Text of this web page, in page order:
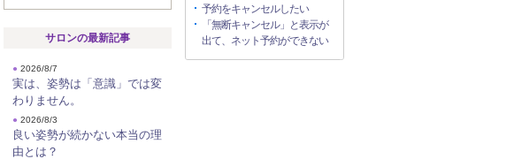
サロンの最新記事
● 2026/8/7
実は、姿勢は「意識」では変
わりません。
● 2026/8/3
良い姿勢が続かない本当の理
由とは？
予約をキャンセルしたい
「無断キャンセル」と表示が
出て、ネット予約ができない